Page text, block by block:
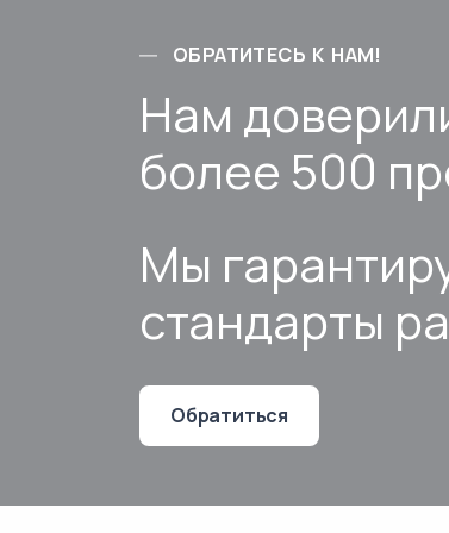
ОБРАТИТЕСЬ К НАМ!
Нам
более 500
Мы
стандарты
Обратиться